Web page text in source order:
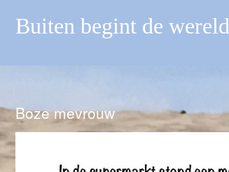
Buiten begint de wereld
Boze mevrouw